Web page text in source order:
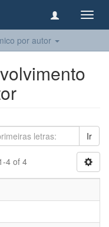
por autor
Ir
4 of 4